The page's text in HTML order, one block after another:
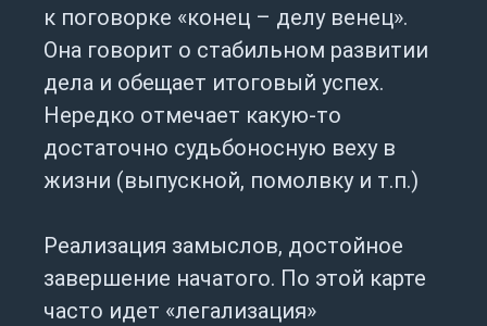
к поговорке «конец – делу венец».
Она говорит о стабильном развитии
дела и обещает итоговый успех.
Нередко отмечает какую-то
достаточно судьбоносную веху в
жизни (выпускной, помолвку и т.п.)
Реализация замыслов, достойное
завершение начатого. По этой карте
часто идет «легализация»